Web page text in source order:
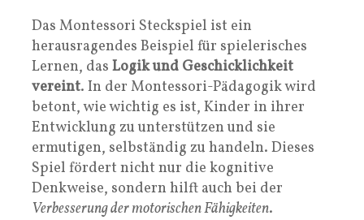
Das Montessori Steckspiel ist ein
herausragendes Beispiel für spielerisches
Lernen, das Logik und Geschicklichkeit
vereint. In der Montessori-Pädagogik wird
betont, wie wichtig es ist, Kinder in ihrer
Entwicklung zu unterstützen und sie
ermutigen, selbständig zu handeln. Dieses
Spiel fördert nicht nur die kognitive
Denkweise, sondern hilft auch bei der
Verbesserung der motorischen Fähigkeiten.